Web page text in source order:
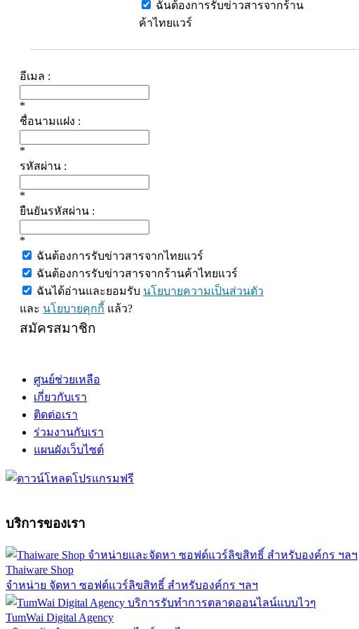
ฉันต้องการรับข่าวสารจากร้าน
ค้าไทยแวร์
อีเมล :
*
ชื่อนามแฝง :
*
รหัสผ่าน :
*
ยืนยันรหัสผ่าน :
*
ฉันต้องการรับข่าวสารจากไทยแวร์
ฉันต้องการรับข่าวสารจากร้านค้าไทยแวร์
ฉันได้อ่านและยอมรับ นโยบายความเป็นส่วนตัว
และ นโยบายคุกกี้ แล้ว?
สมัครสมาชิก
ศูนย์ช่วยเหลือ
เกี่ยวกับเรา
ติดต่อเรา
ร่วมงานกับเรา
แผนผังเว็บไซต์
บริการของเรา
Thaiware Shop
จำหน่าย จัดหา ซอฟต์แวร์ลิขสิทธิ์ สำหรับองค์กร ฯลฯ
TumWai Digital Agency